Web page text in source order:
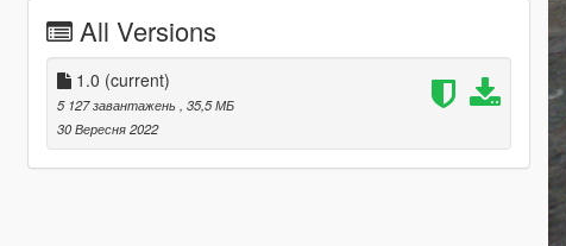
All Versions
1.0 (current)
5 127 завантажень
, 35,5 МБ
30 Вересня 2022